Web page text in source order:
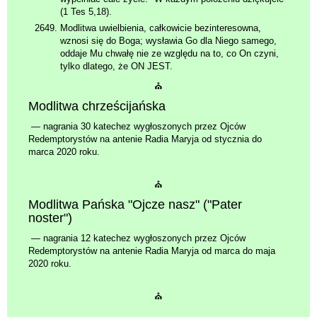
(1 Tes 5,18).
Modlitwa uwielbienia, całkowicie bezinteresowna,
wznosi się do Boga; wysławia Go dla Niego samego,
oddaje Mu chwałę nie ze względu na to, co On czyni,
tylko dlatego, że ON JEST.
⛪
Modlitwa chrześcijańska
— nagrania 30 katechez wygłoszonych przez Ojców
Redemptorystów na antenie Radia Maryja od stycznia do
marca 2020 roku.
⛪
Modlitwa Pańska "Ojcze nasz" ("Pater
noster")
— nagrania 12 katechez wygłoszonych przez Ojców
Redemptorystów na antenie Radia Maryja od marca do maja
2020 roku.
⛪